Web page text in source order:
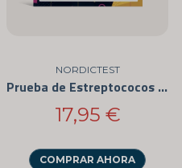
NORDICTEST
Prueba de Estreptococos en el Hogar - 3 Unidades
17,95 €
COMPRAR AHORA